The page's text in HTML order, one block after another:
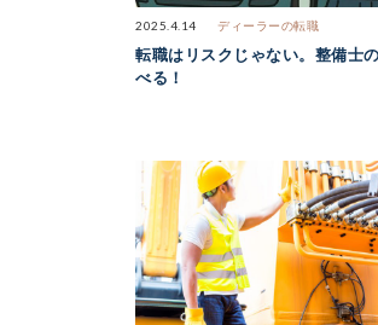
2025.4.14 ディーラーの転職
転職はリスクじゃない。整備士
べる！